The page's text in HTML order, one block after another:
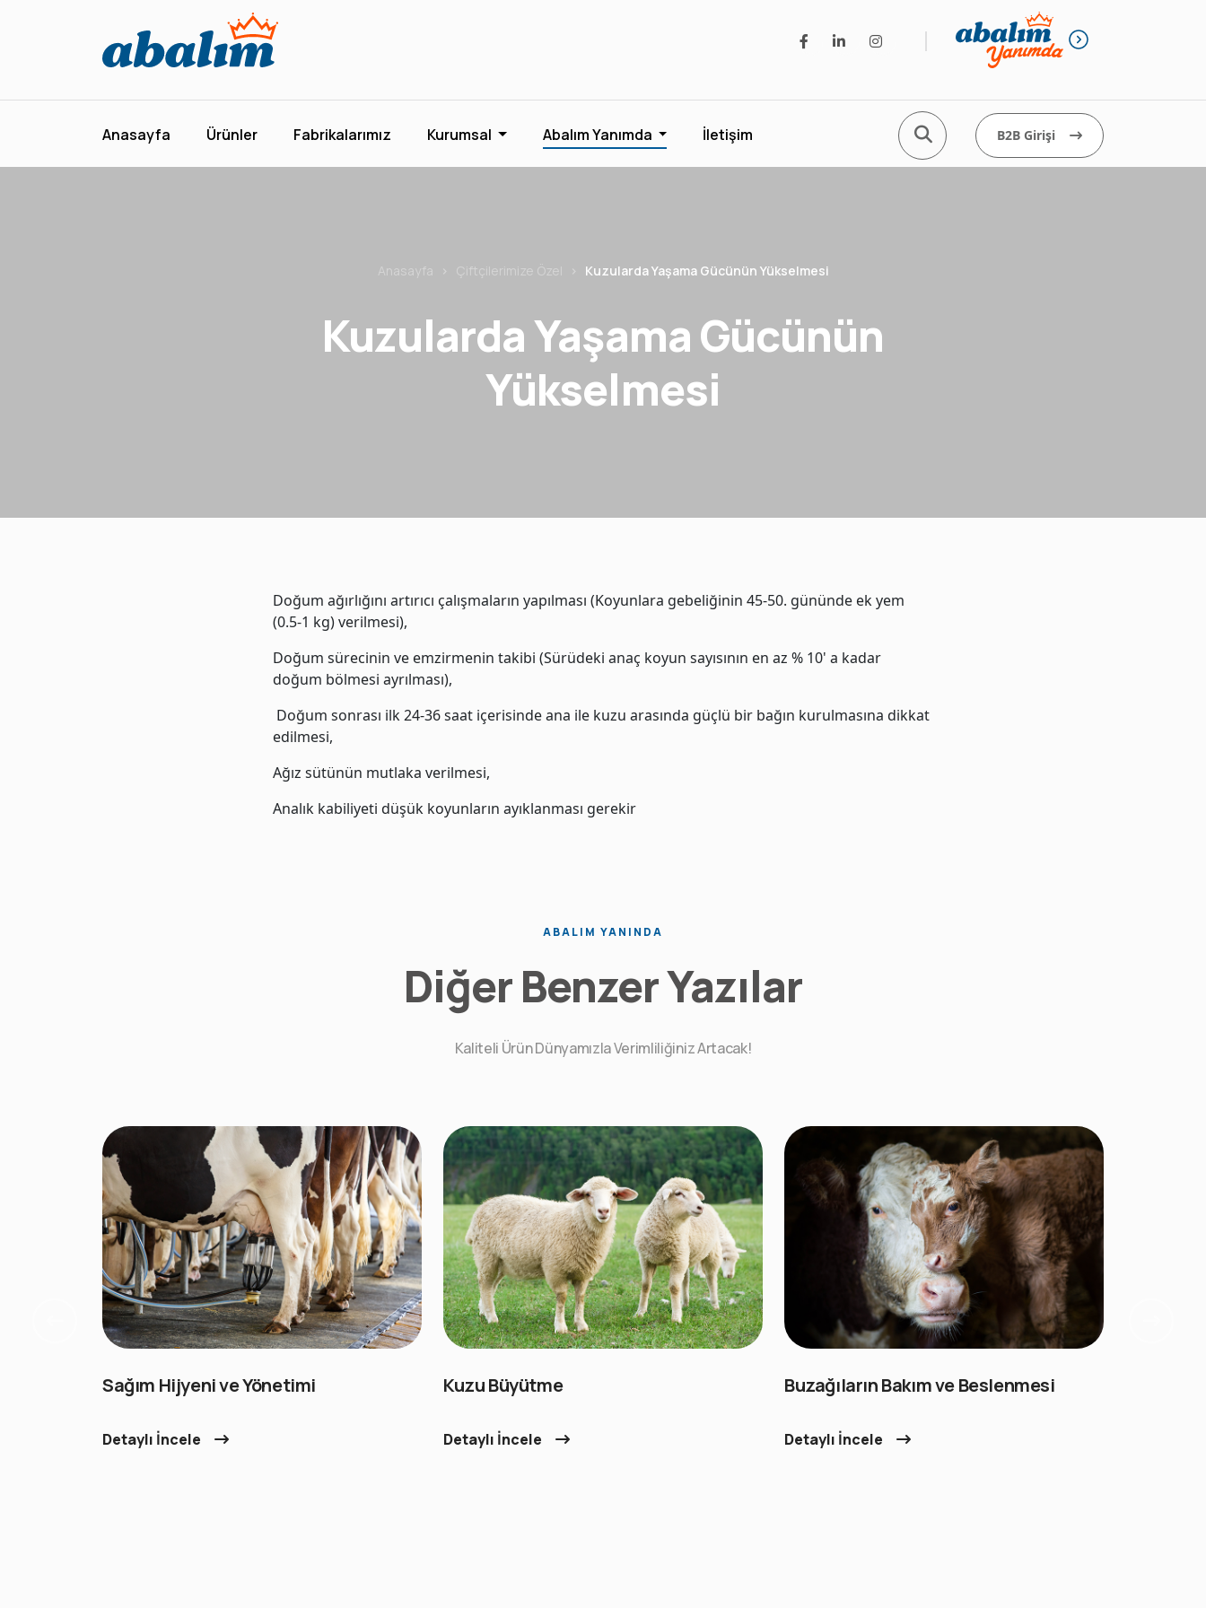
Anasayfa Ürünler Fabrikalarımız Kurumsal Abalım Yanımda İletişim B2B Girişi
Fabrikalarımız
Anasayfa Çiftçilerimize Özel Kuzularda Yaşama Gücünün Yükselmesi
Kuzularda Yaşama Gücünün
Yükselmesi
Doğum ağırlığını artırıcı çalışmaların yapılması (Koyunlara gebeliğinin 45-50. gününde ek yem
(0.5-1 kg) verilmesi),
Doğum sürecinin ve emzirmenin takibi (Sürüdeki anaç koyun sayısının en az % 10' a kadar
doğum bölmesi ayrılması),
Doğum sonrası ilk 24-36 saat içerisinde ana ile kuzu arasında güçlü bir bağın kurulmasına dikkat
edilmesi,
Ağız sütünün mutlaka verilmesi,
Analık kabiliyeti düşük koyunların ayıklanması gerekir
ABALIM YANINDA
Diğer Benzer Yazılar
Kaliteli Ürün Dünyamızla Verimliliğiniz Artacak!
Sağım Hijyeni ve Yönetimi
Detaylı İncele
Kuzu Büyütme
Detaylı İncele
Buzağıların Bakım ve Beslenmesi
Detaylı İncele